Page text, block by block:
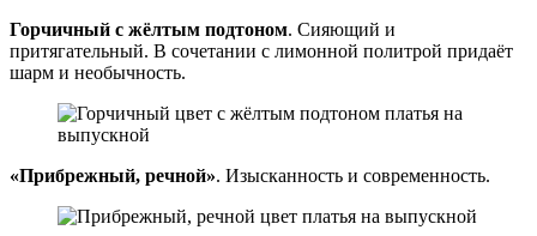
Горчичный с жёлтым подтоном. Сияющий и
притягательный. В сочетании с лимонной политрой придаёт
шарм и необычность.
«Прибрежный, речной». Изысканность и современность.